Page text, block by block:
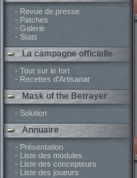
- Revue de presse
- Patches
- Galerie
- Stats
La campagne officielle
- Tout sur le fort
- Recettes d'Artisanat
Mask of the Betrayer
- Solution
Annuaire
- Présentation
- Liste des modules
- Liste des concepteurs
- Liste des joueurs